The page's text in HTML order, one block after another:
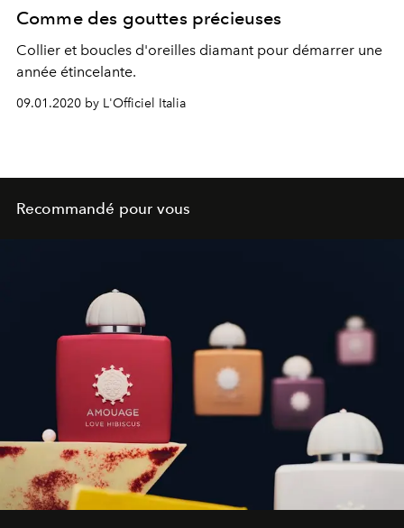
Comme des gouttes précieuses
Collier et boucles d'oreilles diamant pour démarrer une
année étincelante.
09.01.2020 by L'Officiel Italia
Recommandé pour vous